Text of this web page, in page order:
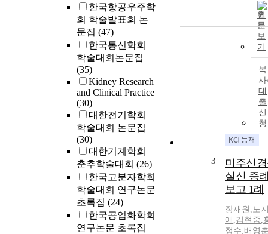
한국항공우주학
회 학술발표회 논
문집 (47)
한국통신학회
학술대회논문집
(35)
Kidney Research
and Clinical Practice
(30)
대한전기학회
학술대회 논문집
(30)
대한기계학회
춘추학술대회 (26)
한국고분자학회
학술대회 연구논문
초록집 (24)
한국공업화학회
연구논문 초록집
원
문
보
기
복
대
출
신
청
3
미주신
실신 증
보고 1례
장재원 ,노
애 ,김현중,
정수,배영